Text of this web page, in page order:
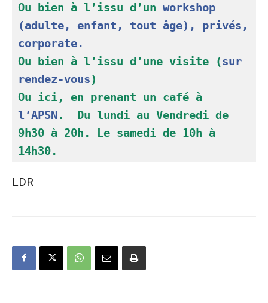
Ou bien à l’issu d’un workshop
(adulte, enfant, tout âge), privés,
corporate.
Ou bien à l’issu d’une visite (sur
rendez-vous)
l’APSN.  Du lundi au Vendredi de
9h30 à 20h. Le samedi de 10h à
14h30.
LDR